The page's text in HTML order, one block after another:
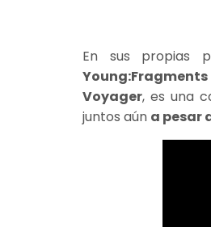
En sus propias
Voyager, es una
juntos aún a pesar